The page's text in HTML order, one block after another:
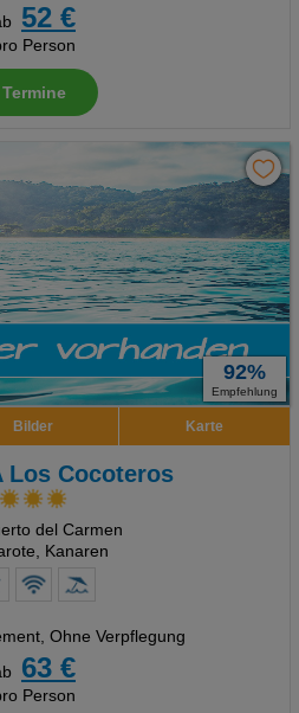
52 €
Person
Termine
92%
Empfehlung
Bilder Karte
Los Cocoteros
del Carmen
Kanaren
Ohne Verpflegung
63 €
Person